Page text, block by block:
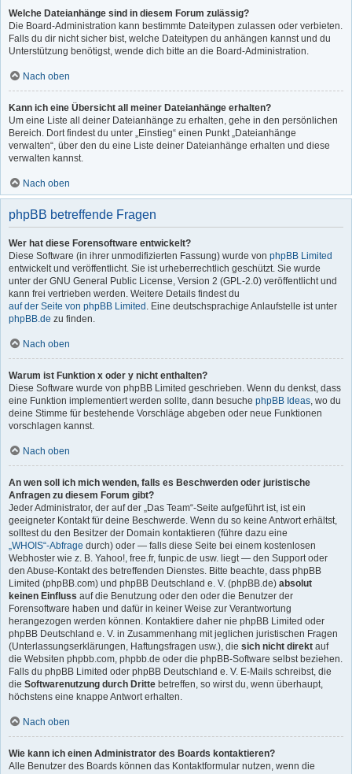
Welche Dateianhänge sind in diesem Forum zulässig?
Die Board-Administration kann bestimmte Dateitypen zulassen oder verbieten.
Falls du dir nicht sicher bist, welche Dateitypen du anhängen kannst und du
Unterstützung benötigst, wende dich bitte an die Board-Administration.
Nach oben
Kann ich eine Übersicht all meiner Dateianhänge erhalten?
Um eine Liste all deiner Dateianhänge zu erhalten, gehe in den persönlichen
Bereich. Dort findest du unter „Einstieg“ einen Punkt „Dateianhänge
verwalten“, über den du eine Liste deiner Dateianhänge erhalten und diese
verwalten kannst.
Nach oben
phpBB betreffende Fragen
Wer hat diese Forensoftware entwickelt?
Diese Software (in ihrer unmodifizierten Fassung) wurde von phpBB Limited
entwickelt und veröffentlicht. Sie ist urheberrechtlich geschützt. Sie wurde
unter der GNU General Public License, Version 2 (GPL-2.0) veröffentlicht und
kann frei vertrieben werden. Weitere Details findest du
auf der Seite von phpBB Limited . Eine deutschsprachige Anlaufstelle ist unter
phpBB.de zu finden.
Nach oben
Warum ist Funktion x oder y nicht enthalten?
Diese Software wurde von phpBB Limited geschrieben. Wenn du denkst, dass
eine Funktion implementiert werden sollte, dann besuche phpBB Ideas, wo du
deine Stimme für bestehende Vorschläge abgeben oder neue Funktionen
vorschlagen kannst.
Nach oben
An wen soll ich mich wenden, falls es Beschwerden oder juristische
Anfragen zu diesem Forum gibt?
Jeder Administrator, der auf der „Das Team“-Seite aufgeführt ist, ist ein
geeigneter Kontakt für deine Beschwerde. Wenn du so keine Antwort erhältst,
solltest du den Besitzer der Domain kontaktieren (führe dazu eine
„WHOIS“-Abfrage durch) oder — falls diese Seite bei einem kostenlosen
Webhoster wie z. B. Yahoo!, free.fr, funpic.de usw. liegt — den Support oder
den Abuse-Kontakt des betreffenden Dienstes. Bitte beachte, dass phpBB
Limited (phpBB.com) und phpBB Deutschland e. V. (phpBB.de) absolut
keinen Einfluss auf die Benutzung oder den oder die Benutzer der
Forensoftware haben und dafür in keiner Weise zur Verantwortung
herangezogen werden können. Kontaktiere daher nie phpBB Limited oder
phpBB Deutschland e. V. in Zusammenhang mit jeglichen juristischen Fragen
(Unterlassungserklärungen, Haftungsfragen usw.), die sich nicht direkt auf
die Websiten phpbb.com, phpbb.de oder die phpBB-Software selbst beziehen.
Falls du phpBB Limited oder phpBB Deutschland e. V. E-Mails schreibst, die
die Softwarenutzung durch Dritte betreffen, so wirst du, wenn überhaupt,
höchstens eine knappe Antwort erhalten.
Nach oben
Wie kann ich einen Administrator des Boards kontaktieren?
Alle Benutzer des Boards können das Kontaktformular nutzen, wenn die